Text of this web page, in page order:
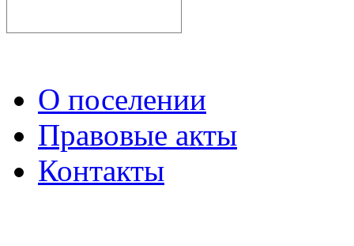
О поселении
Правовые акты
Контакты